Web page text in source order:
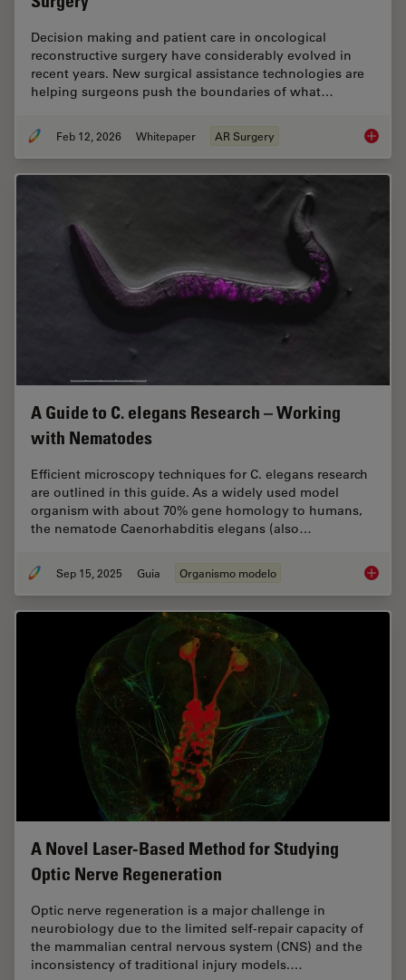
Decision making and patient care in oncological
reconstructive surgery have considerably evolved in
recent years. New surgical assistance technologies are
helping surgeons push the boundaries of what…
Feb 12, 2026 Whitepaper AR Surgery
A Guide to C. elegans Research – Working
with Nematodes
Efficient microscopy techniques for C. elegans research
are outlined in this guide. As a widely used model
organism with about 70% gene homology to humans,
the nematode Caenorhabditis elegans (also…
Sep 15, 2025 Guia Organismo modelo A
A Novel Laser-Based Method for Studying
Optic Nerve Regeneration
Optic nerve regeneration is a major challenge in
neurobiology due to the limited self-repair capacity of
the mammalian central nervous system (CNS) and the
inconsistency of traditional injury models.…